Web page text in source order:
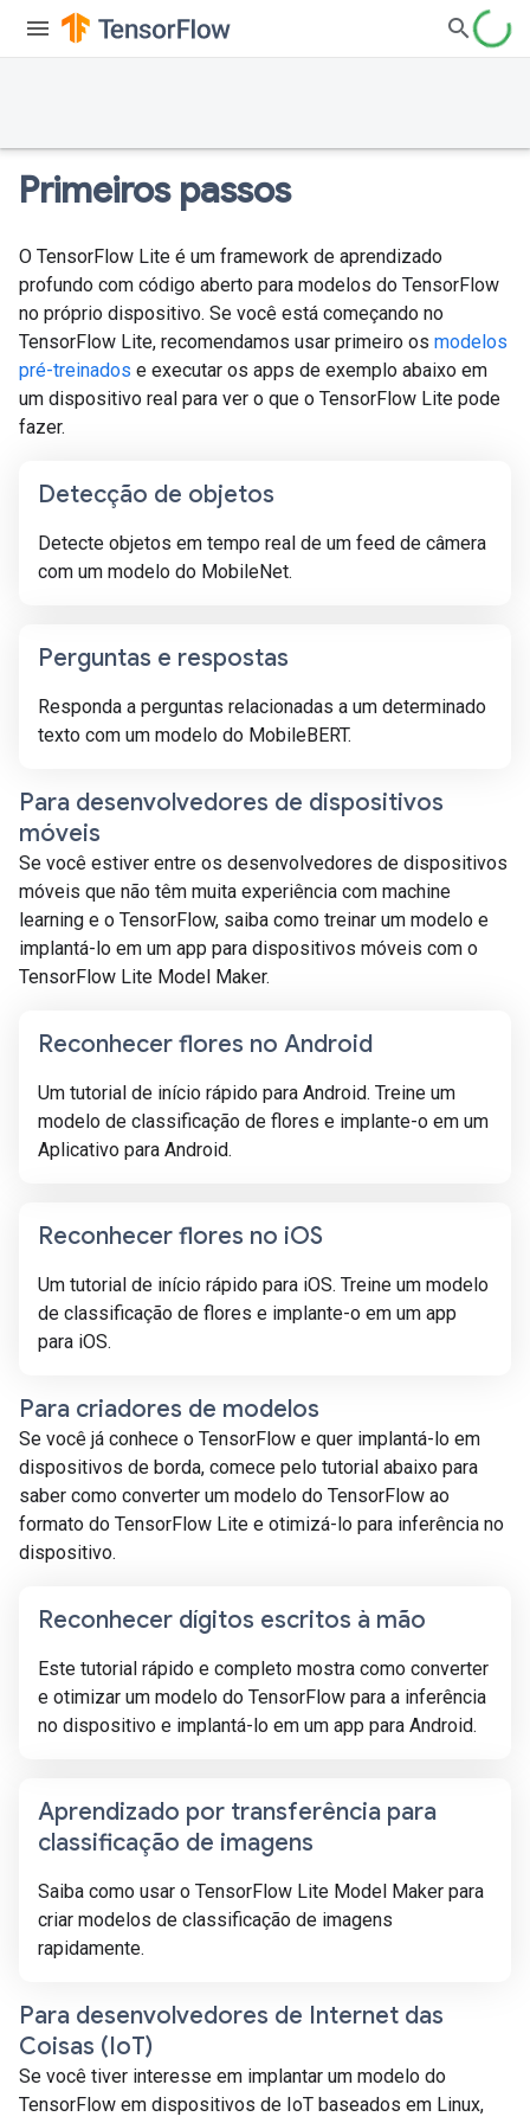
Primeiros passos
O TensorFlow Lite é um framework de aprendizado
profundo com código aberto para modelos do TensorFlow
no próprio dispositivo. Se você está começando no
TensorFlow Lite, recomendamos usar primeiro os modelos
pré-treinados e executar os apps de exemplo abaixo em
um dispositivo real para ver o que o TensorFlow Lite pode
fazer.
Detecção de objetos
Detecte objetos em tempo real de um feed de câmera
com um modelo do MobileNet.
Perguntas e respostas
Responda a perguntas relacionadas a um determinado
texto com um modelo do MobileBERT.
Para desenvolvedores de dispositivos
móveis
Se você estiver entre os desenvolvedores de dispositivos
móveis que não têm muita experiência com machine
learning e o TensorFlow, saiba como treinar um modelo e
implantá-lo em um app para dispositivos móveis com o
TensorFlow Lite Model Maker.
Reconhecer flores no Android
Um tutorial de início rápido para Android. Treine um
modelo de classificação de flores e implante-o em um
Aplicativo para Android.
Reconhecer flores no iOS
Um tutorial de início rápido para iOS. Treine um modelo
de classificação de flores e implante-o em um app
para iOS.
Para criadores de modelos
Se você já conhece o TensorFlow e quer implantá-lo em
dispositivos de borda, comece pelo tutorial abaixo para
saber como converter um modelo do TensorFlow ao
formato do TensorFlow Lite e otimizá-lo para inferência no
dispositivo.
Reconhecer dígitos escritos à mão
Este tutorial rápido e completo mostra como converter
e otimizar um modelo do TensorFlow para a inferência
no dispositivo e implantá-lo em um app para Android.
Aprendizado por transferência para
classificação de imagens
Saiba como usar o TensorFlow Lite Model Maker para
criar modelos de classificação de imagens
rapidamente.
Para desenvolvedores de Internet das
Coisas (IoT)
Se você tiver interesse em implantar um modelo do
TensorFlow em dispositivos de IoT baseados em Linux,